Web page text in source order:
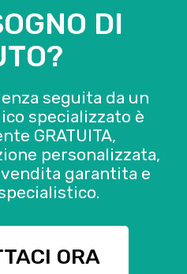
seguita da un
specializzato è
GRATUITA,
personalizzata,
garantita e
ORA